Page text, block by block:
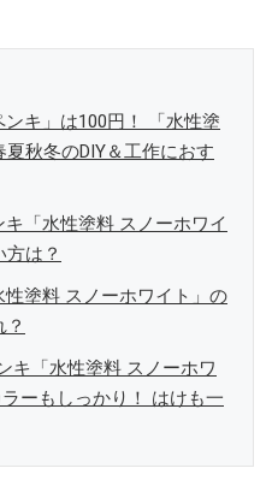
キ」は100円！ 「水性塗
秋冬のDIY＆工作におす
「水性塗料 スノーホワイ
方は？
塗料 スノーホワイト」の
キ「水性塗料 スノーホワ
ーもしっかり！ はけも一